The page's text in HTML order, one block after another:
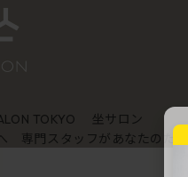
TOKYO
坐サロン
専門スタッフがあなたのた